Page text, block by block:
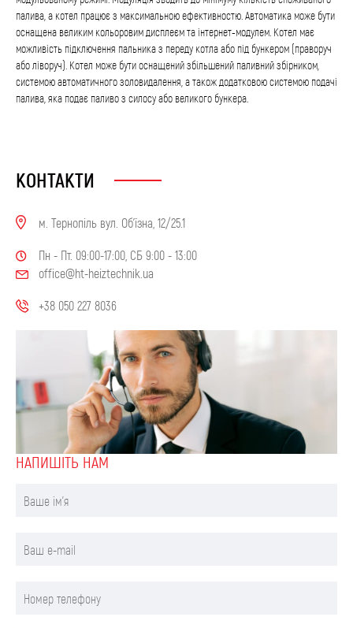
палива, а котел працює з максимальною ефективностю. Автоматика може бути
оснащена великим кольоровим дисплеєм та інтернет-модулем. Котел має
можливість підключення пальника з переду котла або під бункером (праворуч
або ліворуч). Котел може бути оснащений збільшений паливний збірником,
системою автоматичного золовидалення, а також додатковою системою подачі
палива, яка подає паливо з силосу або великого бункера.
КОНТАКТИ
м. Тернопіль вул. Об'їзна, 12/25.1
Пн - Пт. 09:00-17:00, СБ 9:00 - 13:00
office@ht-heiztechnik.ua
+38 050 227 8036
НАПИШIТЬ НАМ